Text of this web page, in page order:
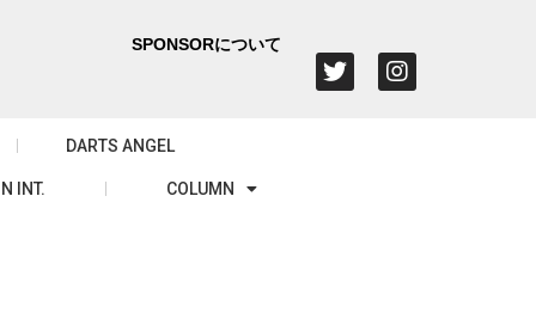
SPONSORについて
DARTS ANGEL
INT. COLUMN